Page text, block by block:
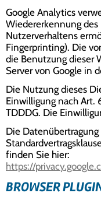
Google Analytics
Wiedererkennung des
Nutzerverhaltens
Fingerprinting). Die
die Benutzung dieser
Server von Google in
Die Nutzung dieses
Einwilligung nach Art.
TDDDG. Die
Die
finden Sie hier:
https://
BROWSER